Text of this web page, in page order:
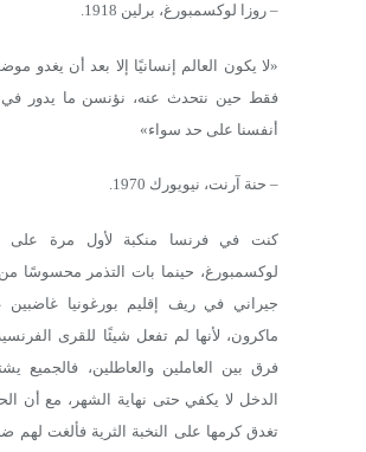
– روزا لوكسمبورغ، برلين 1918.
«لا يكون العالم إنسانيًا إلا بعد أن يغدو
فقط حين نتحدث عنه، نؤنسن ما يدور في
أنفسنا على حد سواء»
– حنة آرنت، نيويورك 1970.
كنت في فرنسا منكبة لأول مرة على
لوكسمبورغ، حينما بات التذمر محسوسًا
جيراني في ريف إقليم بورغونيا
ماكرون، لأنها لم تفعل شيئًا للقرى
فرق بين العاملين والعاطلين، فالجميع
الدخل لا يكفي حتى نهاية الشهر، مع أن
تغدق كرمها على النخبة الثرية فألغت لهم